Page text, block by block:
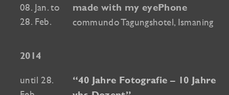
08. Jan. to
28. Feb.
made with my eyePhone
commundo Tagungshotel, Ismaning
2014
until 28.
“40 Jahre Fotografie – 10 Jahre